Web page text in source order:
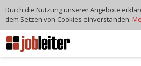
Durch die Nutzung unserer Angebote
dem Setzen von Cookies einverstanden.